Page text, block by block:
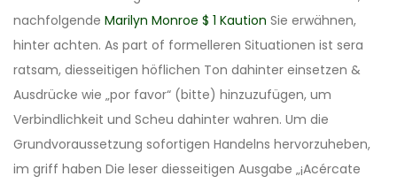
nachfolgende Marilyn Monroe $ 1 Kaution Sie erwähnen,
hinter achten. As part of formelleren Situationen ist sera
ratsam, diesseitigen höflichen Ton dahinter einsetzen &
Ausdrücke wie „por favor“ (bitte) hinzuzufügen, um
Verbindlichkeit und Scheu dahinter wahren. Um die
Grundvoraussetzung sofortigen Handelns hervorzuheben,
im griff haben Die leser diesseitigen Ausgabe „¡Acércate